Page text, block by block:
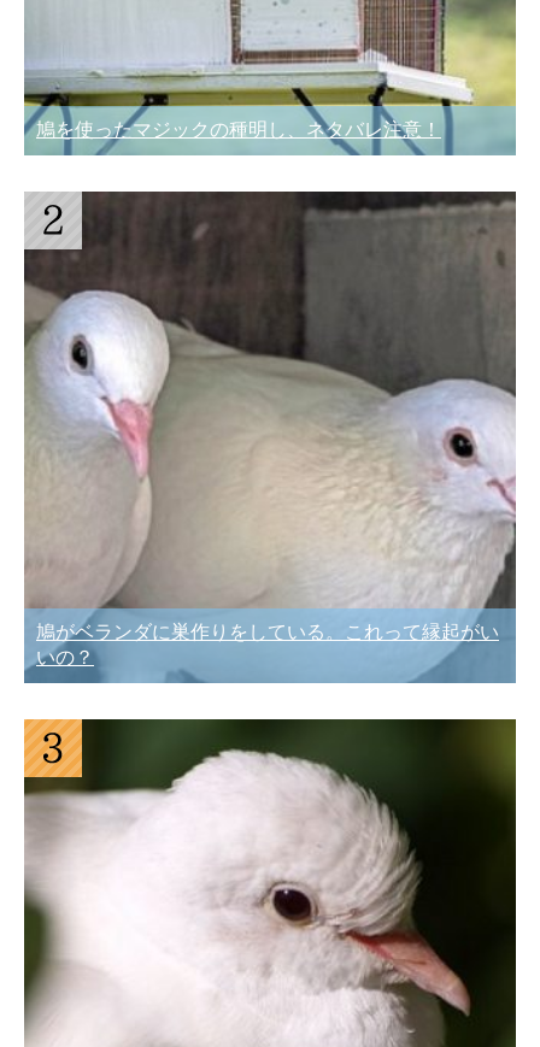
鳩を使ったマジックの種明し、ネタバレ注意！
鳩がベランダに巣作りをしている。これって縁起がい
いの？